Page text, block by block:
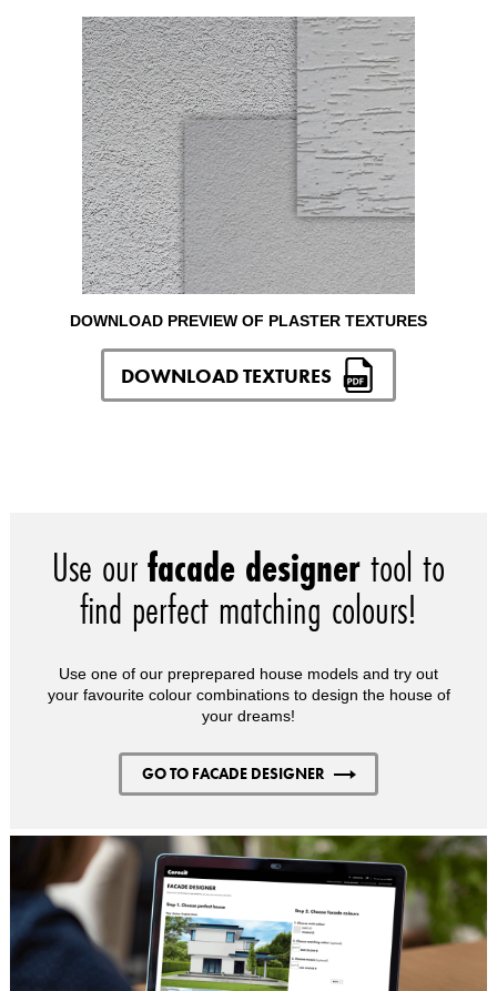
DOWNLOAD PREVIEW OF PLASTER TEXTURES
DOWNLOAD TEXTURES
Use ourfacade designertool to
find perfect matching colours!
Use one of our preprepared house models and try out
your favourite colour combinations to design the house of
your dreams!
GO TO FACADE DESIGNER